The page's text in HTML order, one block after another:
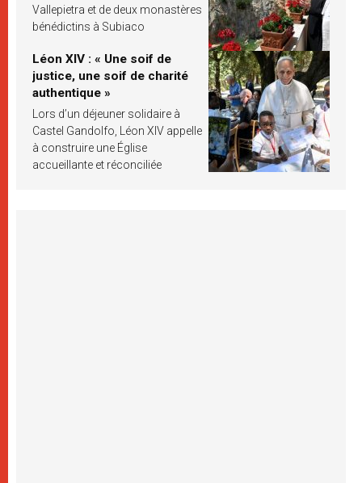
Vallepietra et de deux monastères
bénédictins à Subiaco
Léon XIV : « Une soif de
justice, une soif de charité
authentique »
Lors d’un déjeuner solidaire à
Castel Gandolfo, Léon XIV appelle
à construire une Église
accueillante et réconciliée